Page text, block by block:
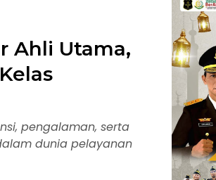
Ahli Utama,
pengalaman, serta
dunia pelayanan